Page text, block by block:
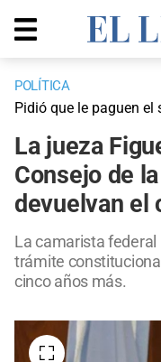
POLÍTICA
Pidió que le paguen el
La jueza
Consejo de
devuelvan el
La camarista federal
trámite
cinco años más.